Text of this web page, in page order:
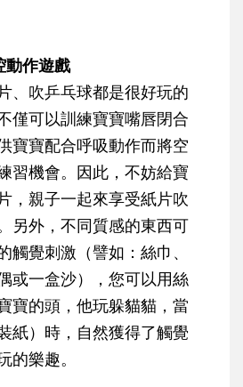
動作遊戲
、吹乒乓球都是很好玩的
僅可以訓練寶寶嘴唇閉合
寶寶配合呼吸動作而將空
習機會。因此，不妨給寶
，親子一起來享受紙片吹
另外，不同質感的東西可
觸覺刺激（譬如：絲巾、
或一盒沙），您可以用絲
寶的頭，他玩躲貓貓，當
紙）時，自然獲得了觸覺
的樂趣。